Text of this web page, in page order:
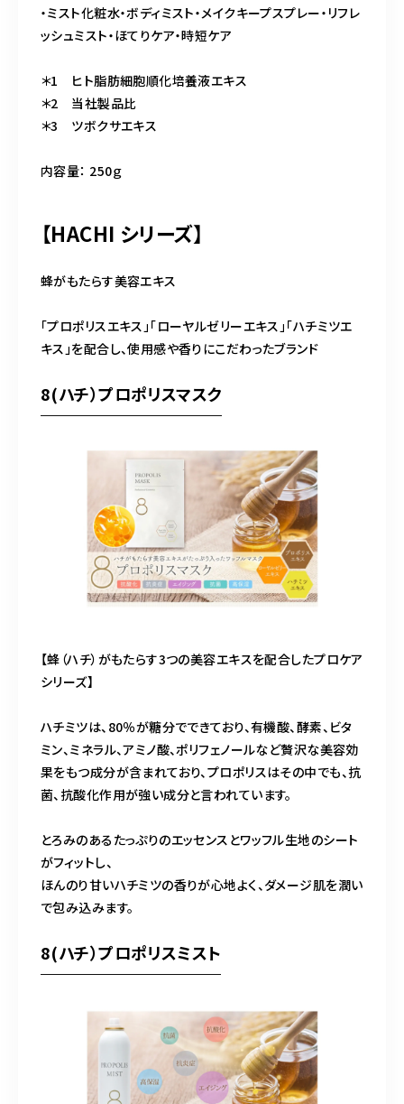
・ミスト化粧水・ボディミスト・メイクキープスプレー・リフレ
ッシュミスト・ほてりケア・時短ケア
＊1 ヒト脂肪細胞順化培養液エキス
＊2 当社製品比
＊3 ツボクサエキス
内容量： 250ｇ
【HACHI シリーズ】
蜂がもたらす美容エキス
「プロポリスエキス」「ローヤルゼリーエキス」「ハチミツエ
キス」を配合し、使用感や香りにこだわったブランド
8(ハチ）プロポリスマスク
【蜂（ハチ）がもたらす3つの美容エキスを配合したプロケア
シリーズ】
ハチミツは、80％が糖分でできており、有機酸、酵素、ビタ
ミン、ミネラル、アミノ酸、ポリフェノールなど贅沢な美容効
果をもつ成分が含まれており、プロポリスはその中でも、抗
菌、抗酸化作用が強い成分と言われています。
とろみのあるたっぷりのエッセンスとワッフル生地のシート
がフィットし、
ほんのり甘いハチミツの香りが心地よく、ダメージ肌を潤い
で包み込みます。
8(ハチ）プロポリスミスト